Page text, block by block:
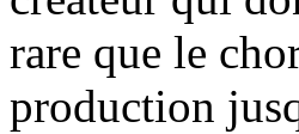
rare que le
production